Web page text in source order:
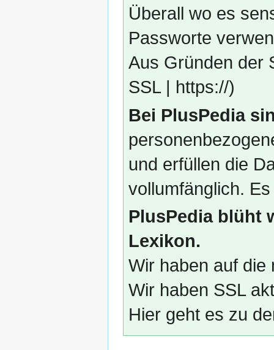
Überall wo es
Passworte
Aus Gründen der
SSL | https://)
Bei PlusPedia
und erfüllen die
vollumfänglich.
PlusPedia blüht
Lexikon.
Wir haben auf die
Wir haben SSL
Hier geht es zu